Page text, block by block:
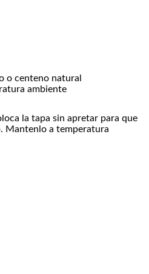
o centeno natural
ambiente
la tapa sin apretar para que
Mantenlo a temperatura